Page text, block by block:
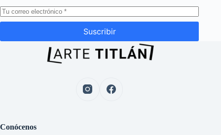
Suscribir
Conócenos